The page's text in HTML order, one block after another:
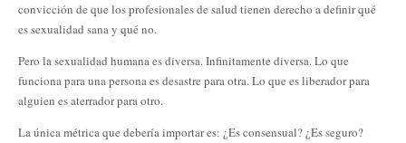
convicción de que los profesionales de salud tienen derecho a definir qué
es sexualidad sana y qué no.
Pero la sexualidad humana es diversa. Infinitamente diversa. Lo que
funciona para una persona es desastre para otra. Lo que es liberador para
alguien es aterrador para otro.
La única métrica que debería importar es: ¿Es consensual? ¿Es seguro?